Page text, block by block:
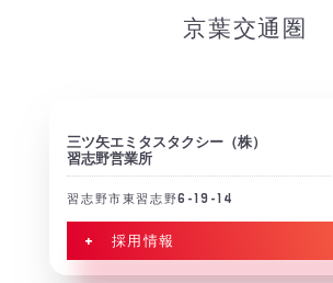
京葉交通圏
三ツ矢エミタスタクシー（株）
習志野営業所
習志野市東習志野6-19-14
+ 採用情報